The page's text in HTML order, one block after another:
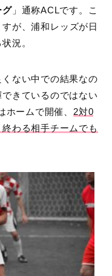
グ」通称ACLです。こ
すが、浦和レッズが日
況。
ない中での結果なの
きているのではない
ホームで開催、2対0
わる相手チームでも